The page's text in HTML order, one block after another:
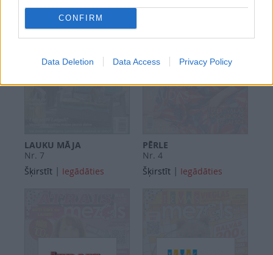
CONFIRM
Data Deletion Data Access Privacy Policy
LAUKU MĀJA
Nr. 7
Šķirstīt | Iegādāties
PĒRLE
Nr. 4
Šķirstīt | Iegādāties